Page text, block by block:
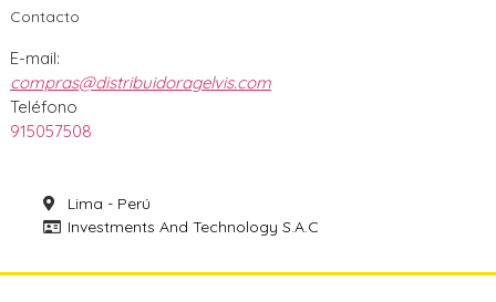
Contacto
E-mail:
compras@distribuidoragelvis.com
Teléfono
915057508
Lima - Perú
Investments And Technology S.A.C